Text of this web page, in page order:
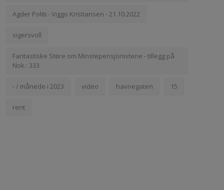
Agder Politi - Viggo Kristiansen - 21.10.2022
sigersvoll
Fantastiske Støre om Minstepensjonistene - tillegg på
Nok.: 333
- / månede i 2023 video havnegaten 15
rent